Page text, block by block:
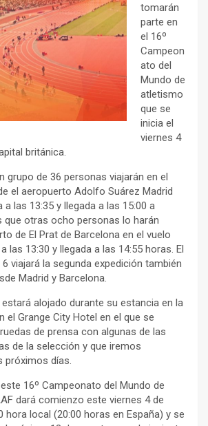
tomarán
parte en
el 16º
Campeon
ato del
Mundo de
atletismo
que se
inicia el
viernes 4
británica.
grupo de 36 personas viajarán en el
el aeropuerto Adolfo Suárez Madrid
a las 13:35 y llegada a las 15:00 a
que otras ocho personas lo harán
de El Prat de Barcelona en el vuelo
las 13:30 y llegada a las 14:55 horas. El
viajará la segunda expedición también
Madrid y Barcelona.
alojado durante su estancia en la
el Grange City Hotel en el que se
de prensa con algunas de las
de la selección y que iremos
próximos días.
16º Campeonato del Mundo de
dará comienzo este viernes 4 de
hora local (20:00 horas en España) y se